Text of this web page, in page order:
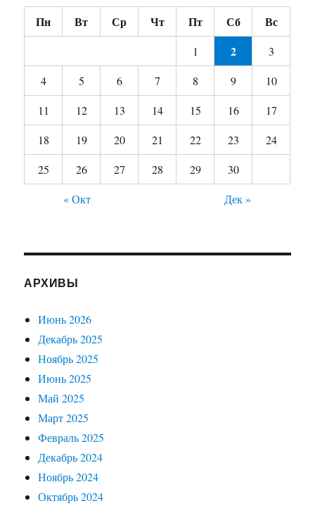
Пн Вт Ср Чт Пт Сб Вс
1 2
3
4
5 6 7 8 9
10
11
12 13 14 15 16
17
18
19 20 21 22 23
24
25
26 27 28 29
30
« Окт
Дек »
АРХИВЫ
Июнь 2026
Декабрь 2025
Ноябрь 2025
Июнь 2025
Май 2025
Март 2025
Февраль 2025
Декабрь 2024
Ноябрь 2024
Октябрь 2024